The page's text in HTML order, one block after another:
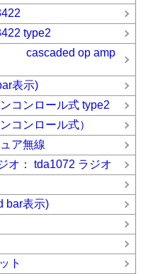
type2
cascaded op amp
表示)
コンロール式 type2
コンロール式）
ア無線
オ： tda1072 ラジオ
bar表示)
ト